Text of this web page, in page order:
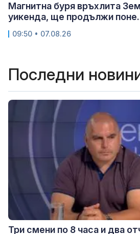
Магнитна буря връхлита
уикенда, ще продължи
09:50 • 07.08.26
Последни
Три смени по 8 часа и два